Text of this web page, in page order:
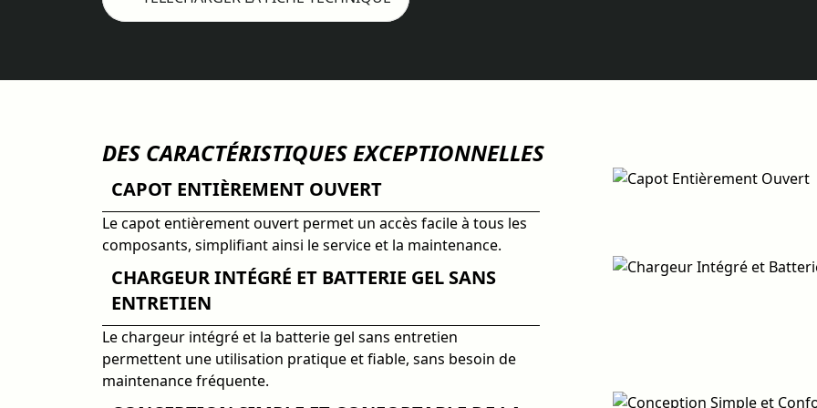
DES CARACTÉRISTIQUES EXCEPTIONNELLES
CAPOT ENTIÈREMENT OUVERT
Le capot entièrement ouvert permet un accès facile à tous les
composants, simplifiant ainsi le service et la maintenance.
CHARGEUR INTÉGRÉ ET BATTERIE GEL SANS
ENTRETIEN
Le chargeur intégré et la batterie gel sans entretien
permettent une utilisation pratique et fiable, sans besoin de
maintenance fréquente.